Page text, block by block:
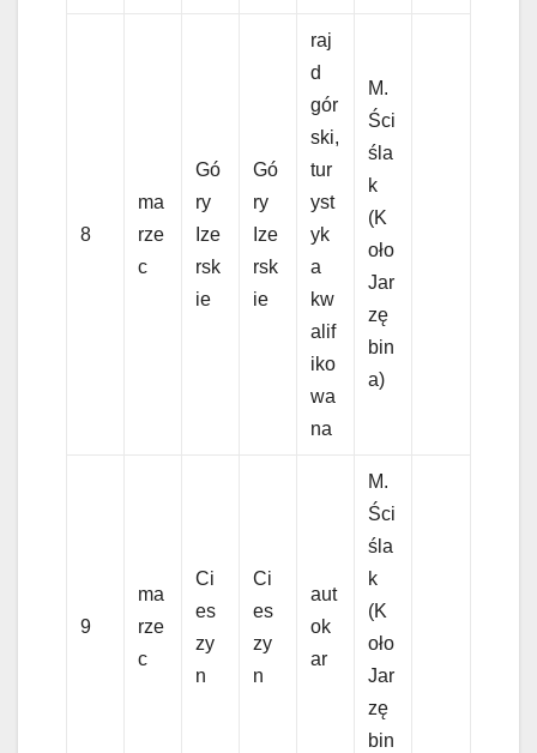
8
ma
rze
c
Gó
ry
Ize
rsk
ie
Gó
ry
Ize
rsk
ie
raj
d
gór
ski,
tur
yst
yk
a
kw
alif
iko
wa
na
M.
Ści
śla
k
(K
oło
Jar
zę
bin
a)
9
ma
rze
c
Ci
es
zy
n
Ci
es
zy
n
aut
ok
ar
M.
Ści
śla
k
(K
oło
Jar
zę
bin